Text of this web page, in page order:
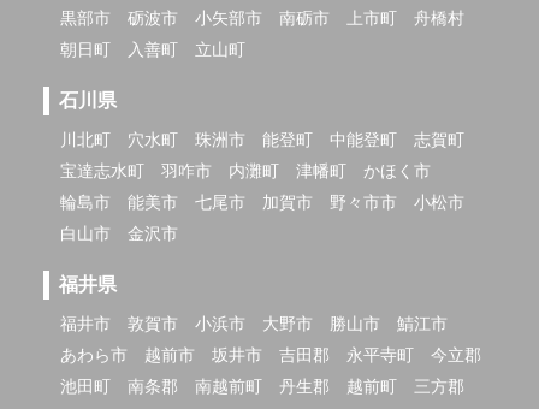
黒部市
砺波市 小矢部市 南砺市 上市町
舟橋村
朝日町
入善町 立山町
石川県
川北町 穴水町 珠洲市 能登町 中能登町
志賀町
宝達志水町
羽咋市 内灘町 津幡町
かほく市
輪島市
能美市 七尾市 加賀市 野々市市
小松市
白山市
金沢市
福井県
福井市 敦賀市 小浜市 大野市 勝山市
鯖江市
あわら市
越前市 坂井市 吉田郡 永平寺町
今立郡
池田町
南条郡 南越前町 丹生郡 越前町
三方郡